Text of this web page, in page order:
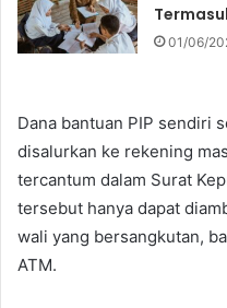
01/06/
Dana bantuan PIP sendiri
disalurkan ke rekening
tercantum dalam Surat
tersebut hanya dapat
wali yang bersangkutan,
ATM.